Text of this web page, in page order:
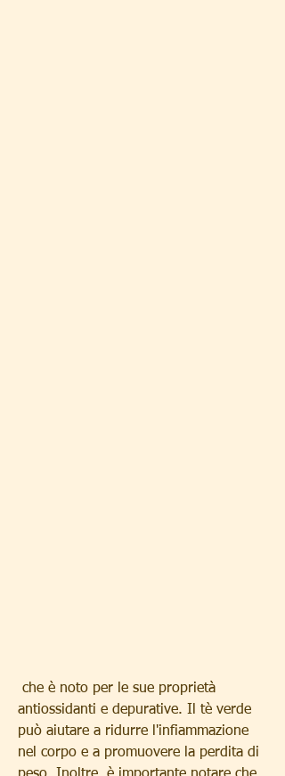
antiossidanti e depurative. Il tè verde
può aiutare a ridurre l'infiammazione
nel corpo e a promuovere la perdita di